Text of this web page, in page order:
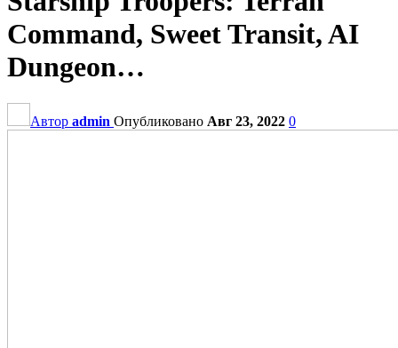
Command, Sweet Transit, AI
Dungeon…
Автор admin Опубликовано Авг 23, 2022 0